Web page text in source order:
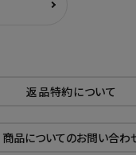
返品特約について
商品についてのお問い合わ